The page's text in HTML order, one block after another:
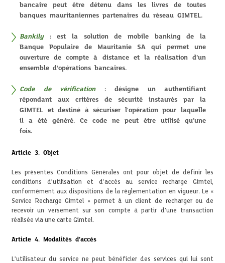
bancaire peut être détenu dans les livres de toutes
banques mauritaniennes partenaires du réseau GIMTEL.
Bankily: est la solution de mobile banking de la
Banque Populaire de Mauritanie SA qui permet une
ouverture de compte à distance et la réalisation d’un
ensemble d’opérations bancaires.
Code de vérification: désigne un authentifiant
répondant aux critères de sécurité instaurés par la
GIMTEL et destiné à sécuriser l'opération pour laquelle
il a été généré. Ce code ne peut être utilisé qu’une
fois.
Article 3. Objet
Les présentes Conditions Générales ont pour objet de définir les
conditions d’utilisation et d'accès au service recharge Gimtel,
conformément aux dispositions de la réglementation en vigueur. Le «
Service Recharge Gimtel » permet à un client de recharger ou de
recevoir un versement sur son compte à partir d’une transaction
réalisée via une carte Gimtel.
Article 4. Modalités d’accès
L’utilisateur du service ne peut bénéficier des services qui lui sont